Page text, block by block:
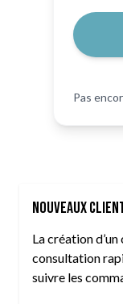
Pas
Nouveaux
La création
consultation
suivre les